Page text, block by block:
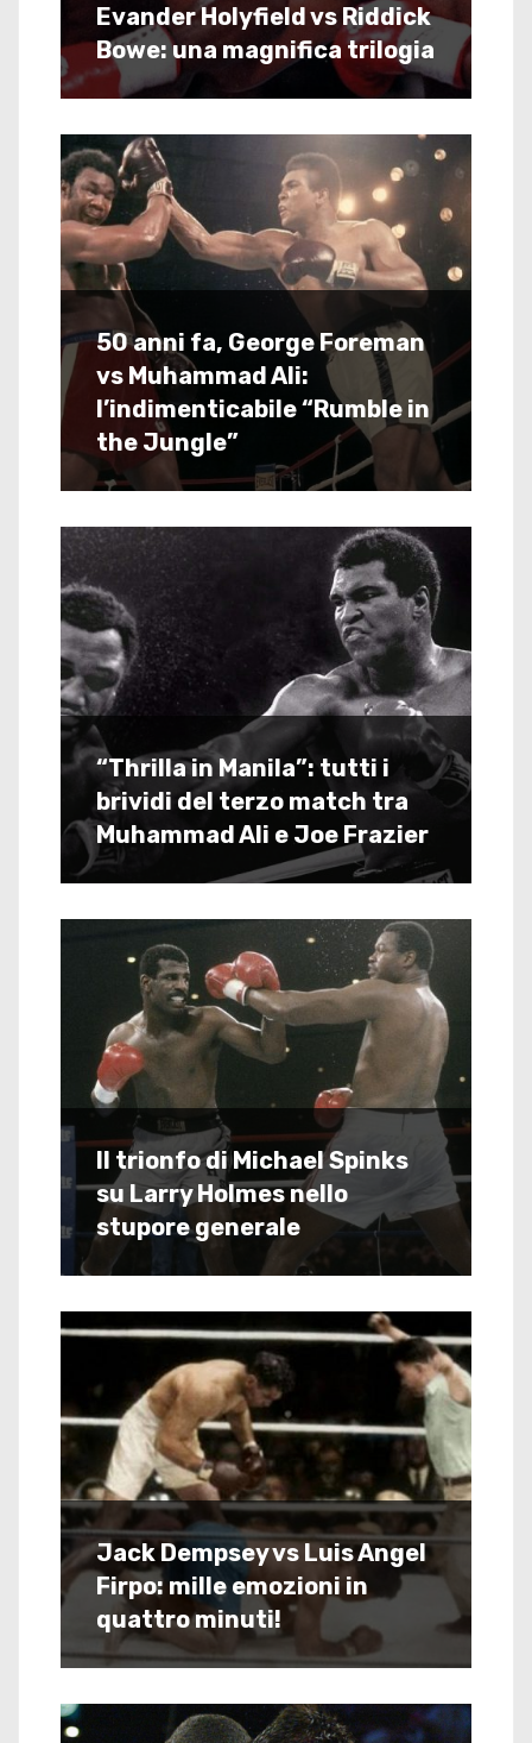
Evander Holyfield vs Riddick
Bowe: una magnifica trilogia
50 anni fa, George Foreman
vs Muhammad Ali:
l’indimenticabile “Rumble in
the Jungle”
“Thrilla in Manila”: tutti i
brividi del terzo match tra
Muhammad Ali e Joe Frazier
Il trionfo di Michael Spinks
su Larry Holmes nello
stupore generale
Jack Dempsey vs Luis Angel
Firpo: mille emozioni in
quattro minuti!